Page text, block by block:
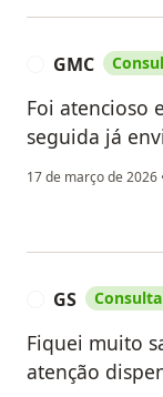
GMC
Foi atencioso
seguida já
17 de março de 2026
GS
Fiquei muito
atenção